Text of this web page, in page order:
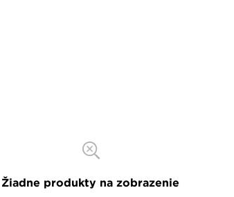
Žiadne produkty na zobrazenie